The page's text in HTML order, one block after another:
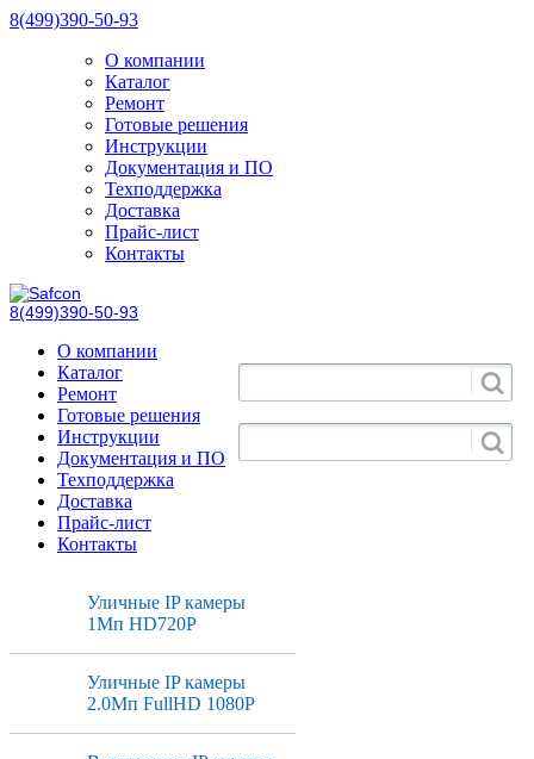
8(499)390-50-93
О компании
Каталог
Ремонт
Готовые решения
Инструкции
Документация и ПО
Техподдержка
Доставка
Прайс-лист
Контакты
8(499)390-50-93
О компании
Каталог
Ремонт
Готовые решения
Инструкции
Документация и ПО
Техподдержка
Доставка
Прайс-лист
Контакты
Уличные IP камеры
1Мп HD720P
Уличные IP камеры
2.0Мп FullHD 1080P